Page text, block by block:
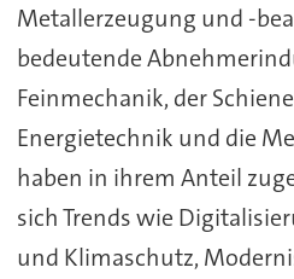
Metallerzeugung und -
bedeutende
Feinmechanik, der
Energietechnik und die
haben in ihrem Anteil
sich Trends wie
und Klimaschutz,